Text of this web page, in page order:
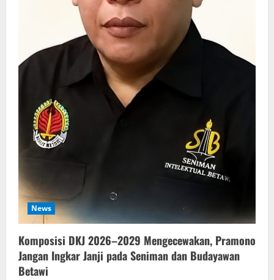
News
Komposisi DKJ 2026–2029 Mengecewakan, Pramono
Jangan Ingkar Janji pada Seniman dan Budayawan
Betawi